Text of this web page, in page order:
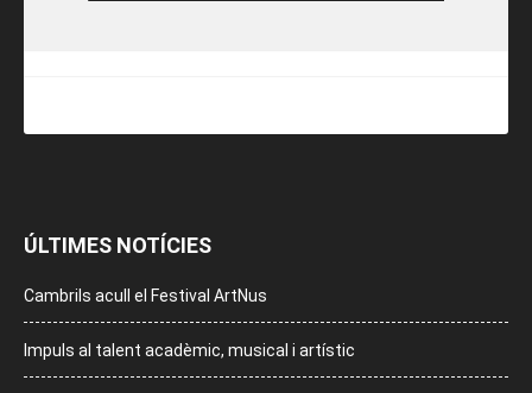
ÚLTIMES NOTÍCIES
Cambrils acull el Festival ArtNus
Impuls al talent acadèmic, musical i artístic